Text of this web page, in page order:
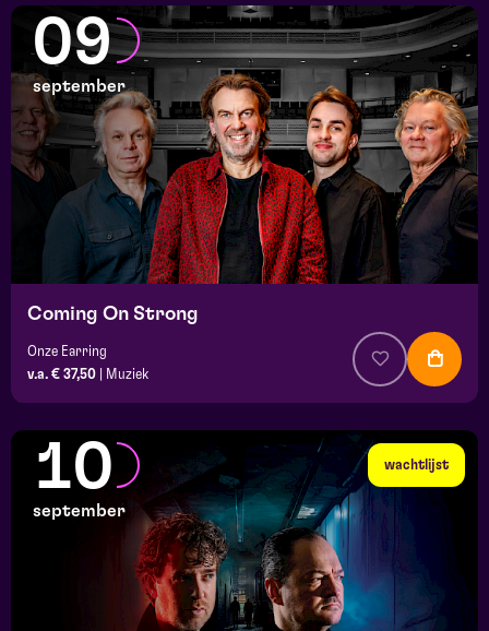
09
september
Coming On Strong
Onze Earring
v.a. € 37,50
Muziek
wachtlijst
10
september